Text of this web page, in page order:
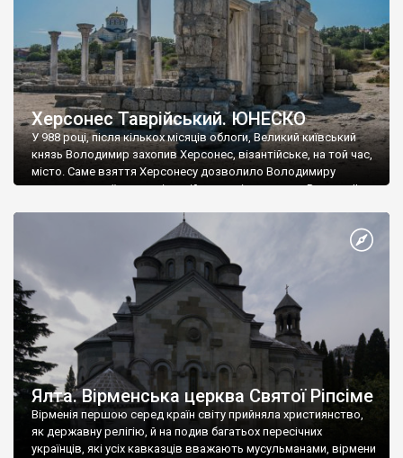
Херсонес Таврійський. ЮНЕСКО
У 988 році, після кількох місяців облоги, Великий київський
князь Володимир захопив Херсонес, візантійське, на той час,
місто. Саме взяття Херсонесу дозволило Володимиру
диктувати свої умови візантійському імператору Василю ІІ, та
Херсонесі Володимир-язичник, став Василем-християнином.
А потім було Хрещення Русі. На честь Херсонесу Таврійського
Ялта. Вірменська церква Святої Ріпсіме
Вірменія першою серед країн світу прийняла християнство,
як державну релігію, й на подив багатьох пересічних
українців, які усіх кавказців вважають мусульманами, вірмени